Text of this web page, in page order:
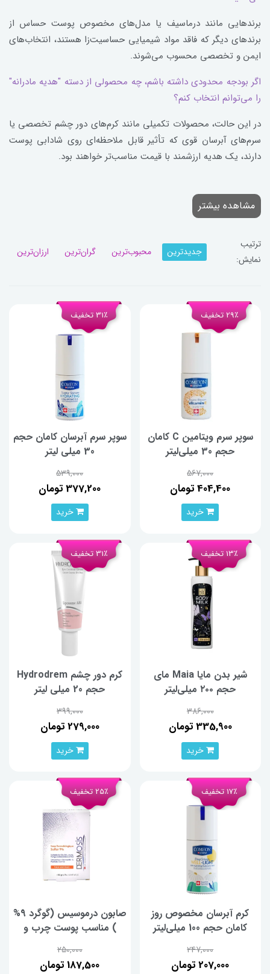
برندهایی مانند درماسیف یا مدل‌های مخصوص پوست حساس از
برندهای دیگر که فاقد مواد شیمیایی حساسیت‌زا هستند، انتخاب‌های
ایمن و تخصصی محسوب می‌شوند.
اگر بودجه محدودی داشته باشم، چه محصولی از دسته "هدیه مادرانه"
را می‌توانم انتخاب کنم؟
در این حالت، محصولات تکمیلی مانند کرم‌های دور چشم تخصصی یا
سرم‌های آبرسان قوی که تأثیر قابل ملاحظه‌ای روی شادابی پوست
دارند، یک هدیه ارزشمند با قیمت مناسب‌تر خواهند بود.
مشاهده بیشتر
ترتیب
نمایش:
جدیدترین محبوب‌ترین گران‌ترین ارزان‌ترین
سوپر سرم ویتامین C کامان
حجم 30 میلی‌لیتر
567,000
404,400 تومان
29٪ تخفیف
خرید
سوپر سرم آبرسان کامان حجم
30 میلی لیتر
539,000
377,200 تومان
31٪ تخفیف
خرید
شیر بدن مایا Maia مای
حجم ۲۰۰ میلی‌لیتر
386,000
335,900 تومان
13٪ تخفیف
خرید
کرم دور چشم Hydrodrem
حجم 20 میلی لیتر
399,000
279,000 تومان
31٪ تخفیف
خرید
کرم آبرسان مخصوص روز
کامان حجم 100 میلی‌لیتر
247,000
207,000 تومان
17٪ تخفیف
صابون درموسیس (گوگرد 9%
) مناسب پوست چرب و
250,000
187,500 تومان
25٪ تخفیف